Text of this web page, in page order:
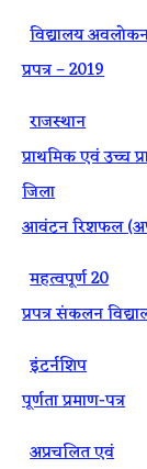
विद्यालय
प्रपत्र – 2019
राजस्थान
प्राथमिक एवं उच्च
जिला
आवंटन रिशफल
महत्वपूर्ण 20
प्रपत्र संकलन
इंटर्नशिप
पूर्णता प्रमाण-पत्र
अप्रचलित एवं